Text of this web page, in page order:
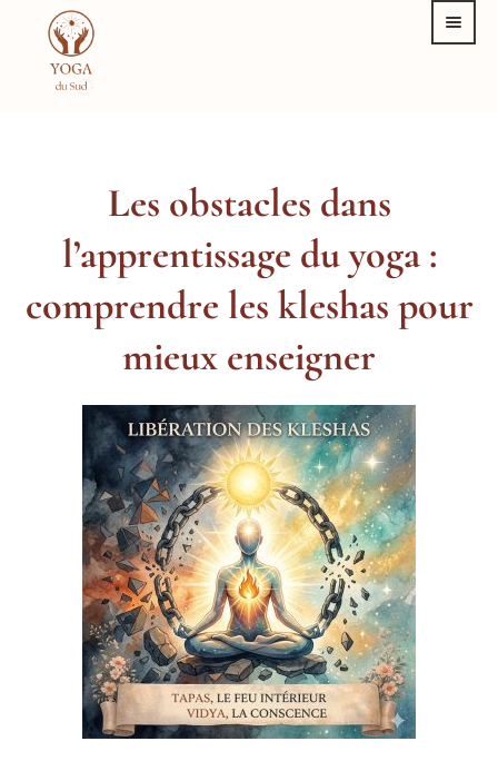
Les obstacles dans
l’apprentissage du yoga :
comprendre les kleshas pour
mieux enseigner